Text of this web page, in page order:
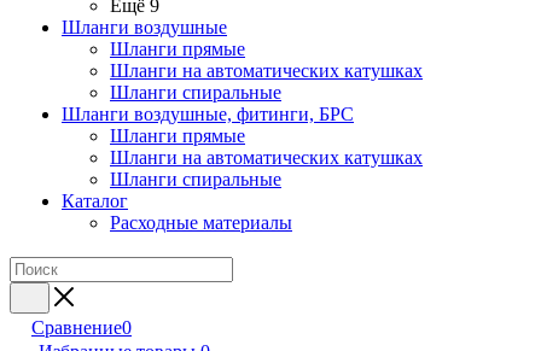
Ещё 9
Шланги воздушные
Шланги прямые
Шланги на автоматических катушках
Шланги спиральные
Шланги воздушные, фитинги, БРС
Шланги прямые
Шланги на автоматических катушках
Шланги спиральные
Каталог
Расходные материалы
Сравнение0